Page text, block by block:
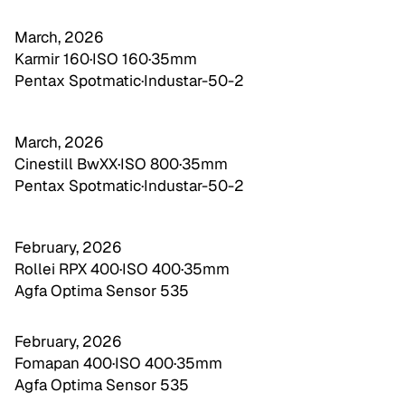
March, 2026
Karmir 160·ISO 160·35mm
Pentax Spotmatic·Industar-50-2
March, 2026
Cinestill BwXX·ISO 800·35mm
Pentax Spotmatic·Industar-50-2
February, 2026
Rollei RPX 400·ISO 400·35mm
Agfa Optima Sensor 535
February, 2026
Fomapan 400·ISO 400·35mm
Agfa Optima Sensor 535